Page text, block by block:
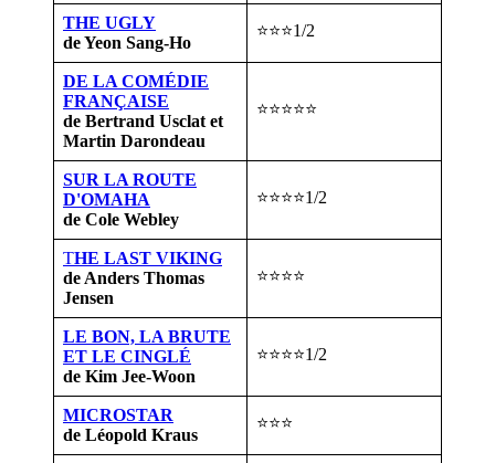
THE UGLY
de Yeon Sang-Ho
⭐⭐⭐1/2
DE LA COMÉDIE
FRANÇAISE
de Bertrand Usclat et
Martin Darondeau
⭐⭐⭐⭐⭐
SUR LA ROUTE
D'OMAHA
de Cole Webley
⭐⭐⭐⭐1/2
THE LAST VIKING
de Anders Thomas
Jensen
⭐⭐⭐⭐
LE BON, LA BRUTE
ET LE CINGLÉ
de Kim Jee-Woon
⭐⭐⭐⭐1/2
MICROSTAR
de Léopold Kraus
⭐⭐⭐